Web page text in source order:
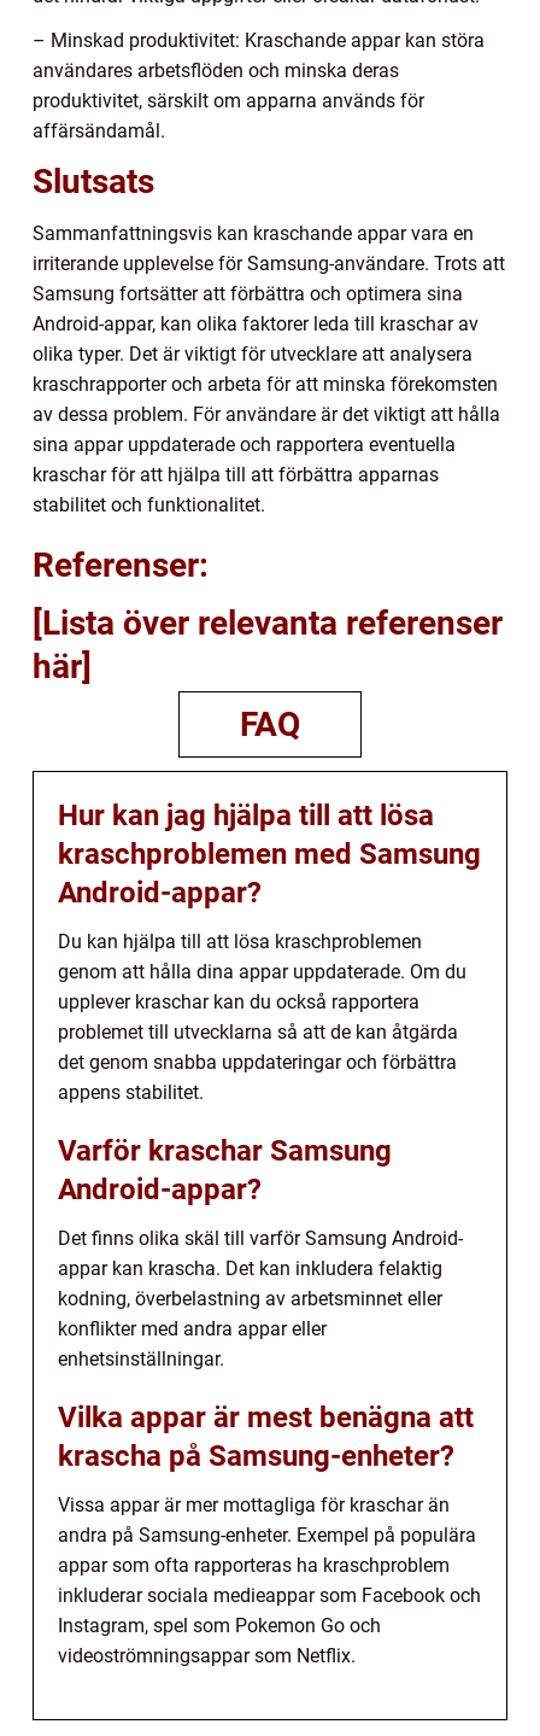
– Minskad produktivitet: Kraschande appar kan störa
användares arbetsflöden och minska deras
produktivitet, särskilt om apparna används för
affärsändamål.
Slutsats
Sammanfattningsvis kan kraschande appar vara en
irriterande upplevelse för Samsung-användare. Trots att
Samsung fortsätter att förbättra och optimera sina
Android-appar, kan olika faktorer leda till kraschar av
olika typer. Det är viktigt för utvecklare att analysera
kraschrapporter och arbeta för att minska förekomsten
av dessa problem. För användare är det viktigt att hålla
sina appar uppdaterade och rapportera eventuella
kraschar för att hjälpa till att förbättra apparnas
stabilitet och funktionalitet.
Referenser:
[Lista över relevanta referenser
här]
FAQ
Hur kan jag hjälpa till att lösa
kraschproblemen med Samsung
Android-appar?
Du kan hjälpa till att lösa kraschproblemen
genom att hålla dina appar uppdaterade. Om du
upplever kraschar kan du också rapportera
problemet till utvecklarna så att de kan åtgärda
det genom snabba uppdateringar och förbättra
appens stabilitet.
Varför kraschar Samsung
Android-appar?
Det finns olika skäl till varför Samsung Android-
appar kan krascha. Det kan inkludera felaktig
kodning, överbelastning av arbetsminnet eller
konflikter med andra appar eller
enhetsinställningar.
Vilka appar är mest benägna att
krascha på Samsung-enheter?
Vissa appar är mer mottagliga för kraschar än
andra på Samsung-enheter. Exempel på populära
appar som ofta rapporteras ha kraschproblem
inkluderar sociala medieappar som Facebook och
Instagram, spel som Pokemon Go och
videoströmningsappar som Netflix.